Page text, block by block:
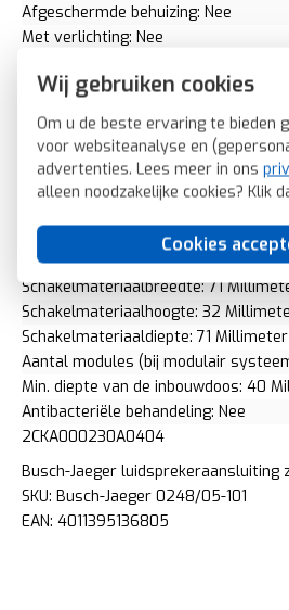
Wij gebruiken cookies
Om u de beste ervaring te bieden
voor websiteanalyse en
advertenties. Lees meer in ons
alleen noodzakelijke cookies? Klik
Cookies
Afgeschermde behuizing: Nee
Met verlichting: Nee
RAL-nummer (vergelijkbaar): 9005
Met stofbescherming: Nee
Met opdruk: Nee
Incl. connectoren: Ja
Draagring: Ja
Uitvoering oppervlakte: Mat
Geschikt voor beschermingsgraad
Schakelmateriaalbreedte: 71
Schakelmateriaalhoogte: 32
Schakelmateriaaldiepte: 71
Aantal modules (bij modulair
Min. diepte van de inbouwdoos: 40
Antibacteriële behandeling: Nee
2CKA000230A0404
Busch-Jaeger luidsprekeraansluiting
SKU: Busch-Jaeger 0248/05-101
EAN: 4011395136805